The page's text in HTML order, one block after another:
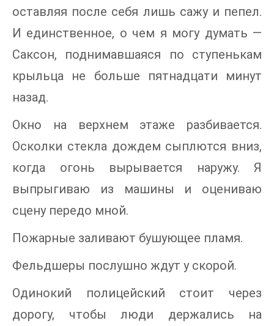
оставляя после себя лишь сажу и пепел.
И единственное, о чем я могу думать —
Саксон, поднимавшаяся по ступенькам
крыльца не больше пятнадцати минут
назад.
Окно на верхнем этаже разбивается.
Осколки стекла дождем сыплются вниз,
когда огонь вырывается наружу. Я
выпрыгиваю из машины и оцениваю
сцену передо мной.
Пожарные заливают бушующее пламя.
Фельдшеры послушно ждут у скорой.
Одинокий полицейский стоит через
дорогу, чтобы люди держались на